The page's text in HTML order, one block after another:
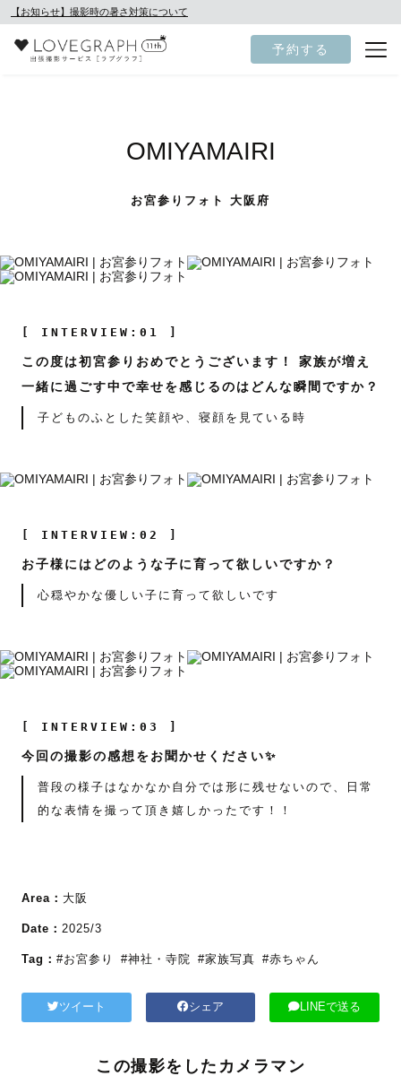
【お知らせ】撮影時の暑さ対策について
予約する
OMIYAMAIRI
お宮参りフォト 大阪府
[ INTERVIEW:01 ]
この度は初宮参りおめでとうございます！ 家族が増え
一緒に過ごす中で幸せを感じるのはどんな瞬間ですか？
子どものふとした笑顔や、寝顔を見ている時
[ INTERVIEW:02 ]
お子様にはどのような子に育って欲しいですか？
心穏やかな優しい子に育って欲しいです
[ INTERVIEW:03 ]
今回の撮影の感想をお聞かせください✨
普段の様子はなかなか自分では形に残せないので、日常
的な表情を撮って頂き嬉しかったです！！
Area： 大阪
Date： 2025/3
Tag： #お宮参り #神社・寺院 #家族写真 #赤ちゃん
ツイート シェア LINEで送る
この撮影をしたカメラマン